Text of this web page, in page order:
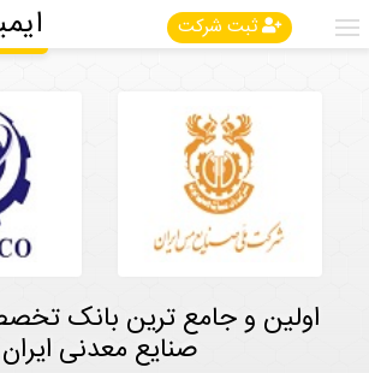
ثبت شرکت
اولین و جامع ترین بانک
صنایع معدنی ایران